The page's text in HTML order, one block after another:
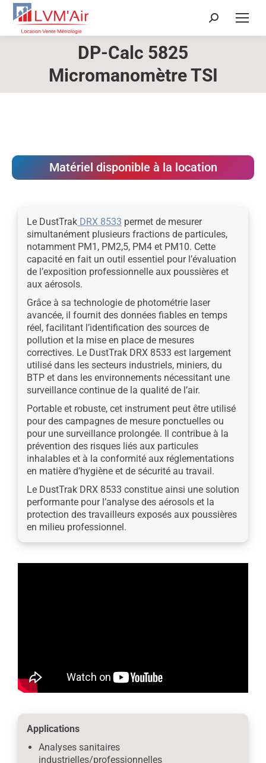
Recherche
DP-Calc 5825
Micromanomètre TSI
Matériel disponible à la location
Le DustTrak DRX 8533 permet de mesurer
simultanément plusieurs fractions de particules,
notamment PM1, PM2,5, PM4 et PM10. Cette
capacité en fait un outil essentiel pour l’évaluation
de l’exposition professionnelle aux poussières et
aux aérosols.
Grâce à sa technologie de photométrie laser
avancée, il fournit des données fiables en temps
réel, facilitant l’identification des sources de
pollution et la mise en place de mesures
correctives. Le DustTrak DRX 8533 est largement
utilisé dans les secteurs industriels, miniers, du
BTP et dans les environnements nécessitant une
surveillance continue de la qualité de l’air.
Portable et robuste, cet instrument peut être utilisé
pour des campagnes de mesure ponctuelles ou
pour une surveillance prolongée. Il contribue à la
prévention des risques liés aux particules
inhalables et à la conformité aux réglementations
en matière d’hygiène et de sécurité au travail.
Le DustTrak DRX 8533 constitue ainsi une solution
performante pour l’analyse des aérosols et la
protection des travailleurs exposés aux poussières
en milieu professionnel.
Applications
Analyses sanitaires
industrielles/professionnelles